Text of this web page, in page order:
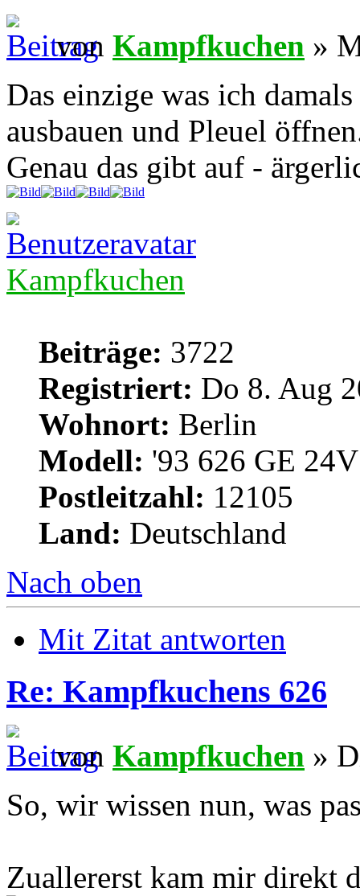
von Kampfkuchen »
Das einzige was ich
ausbauen und Pleuel
Genau das gibt auf -
Kampfkuchen
Beiträge: 3722
Registriert: Do 8. Aug
Wohnort: Berlin
Modell: '93 626 GE
Postleitzahl: 12105
Land: Deutschland
Nach oben
Mit Zitat antworten
Re: Kampfkuchens 626
von Kampfkuchen »
So, wir wissen nun, was
Zuallererst kam mir direkt